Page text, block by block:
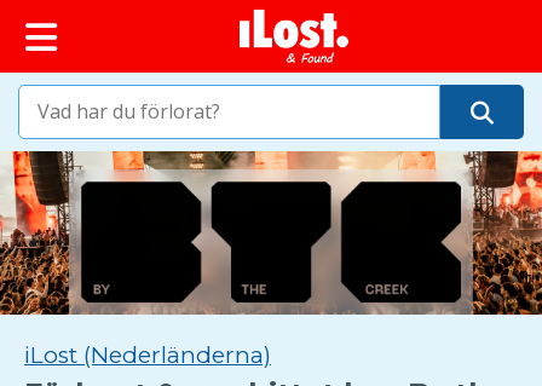
huvudinnehållet
iLost (Nederländerna)